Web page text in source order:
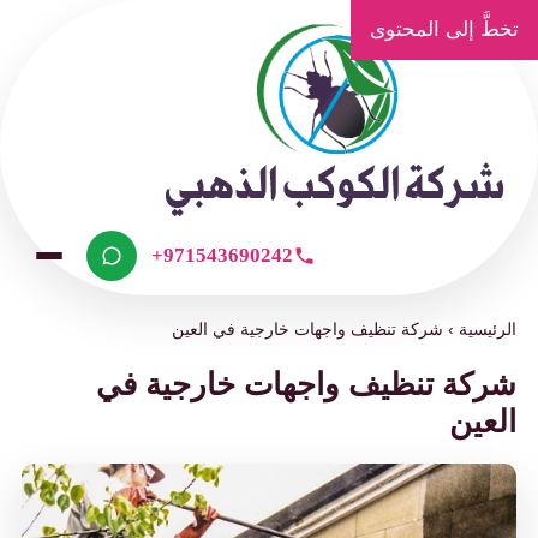
تخطَّ إلى المحتوى
+971543690242
الرئيسية ›شركة تنظيف واجهات خارجية في العين
شركة تنظيف واجهات خارجية في
العين